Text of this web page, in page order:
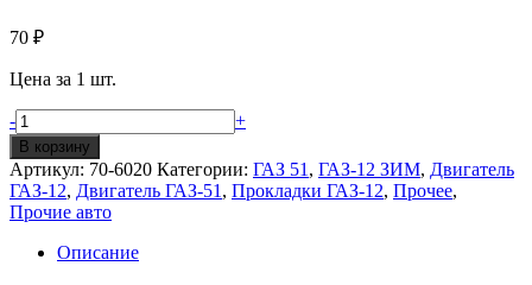
70 ₽
Цена за 1 шт.
Количество
Прокладка
пластины
крышки
распределительных
шестерен
ГАЗ-12/51
- +
В корзину
Артикул: 70-6020 Категории: ГАЗ 51 , ГАЗ-12 ЗИМ, Двигатель
ГАЗ-12, Двигатель ГАЗ-51 , Прокладки ГАЗ-12, Прочее,
Прочие авто
Описание